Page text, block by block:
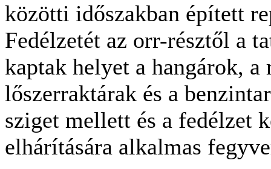
közötti időszakban épített
Fedélzetét az orr-résztől a
kaptak helyet a hangárok, a
lőszerraktárak és a
sziget mellett és a fedélzet
elhárítására alkalmas